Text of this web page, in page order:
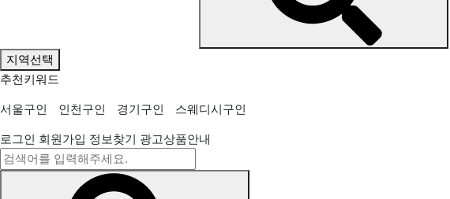
지역선택
추천키워드
서울구인
인천구인 경기구인
스웨디시구인
로그인 회원가입 정보찾기 광고상품안내